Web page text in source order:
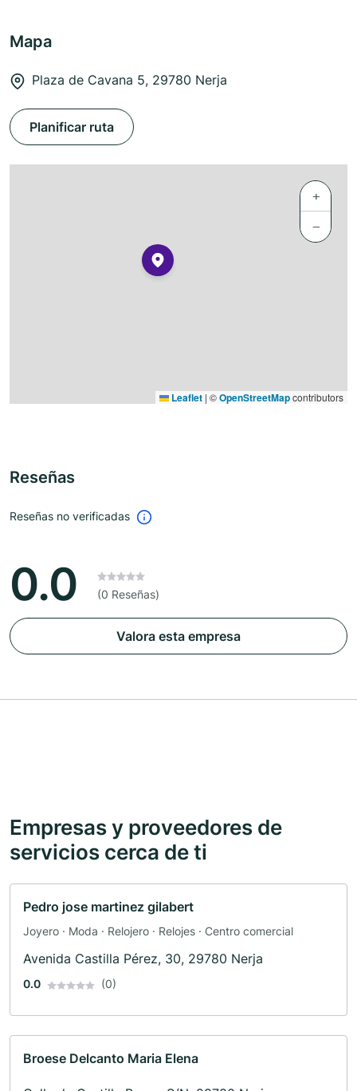
Mapa
Plaza de Cavana 5, 29780 Nerja
Planificar ruta
+
−
Leaflet | ©OpenStreetMapcontributors
Reseñas
Reseñas no verificadas
0.0 (0 Reseñas)
Valora esta empresa
Empresas y proveedores de
servicios cerca de ti
Pedro jose martinez gilabert
Joyero · Moda · Relojero · Relojes · Centro comercial
Avenida Castilla Pérez, 30, 29780 Nerja
0.0 (0)
Broese Delcanto Maria Elena